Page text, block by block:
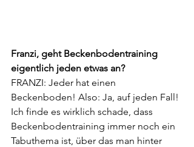
Franzi, geht Beckenbodentraining
eigentlich jeden etwas an?
FRANZI: Jeder hat einen
Beckenboden! Also: Ja, auf jeden Fall!
Ich finde es wirklich schade, dass
Beckenbodentraining immer noch ein
Tabuthema ist, über das man hinter